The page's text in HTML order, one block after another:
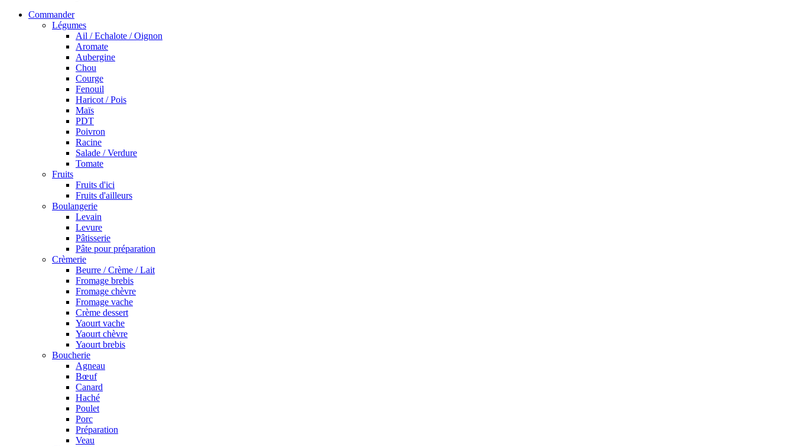
Commander
Légumes
Ail / Echalote / Oignon
Aromate
Aubergine
Chou
Courge
Fenouil
Haricot / Pois
Maïs
PDT
Poivron
Racine
Salade / Verdure
Tomate
Fruits
Fruits d'ici
Fruits d'ailleurs
Boulangerie
Levain
Levure
Pâtisserie
Pâte pour préparation
Crèmerie
Beurre / Crème / Lait
Fromage brebis
Fromage chèvre
Fromage vache
Crème dessert
Yaourt vache
Yaourt chèvre
Yaourt brebis
Boucherie
Agneau
Bœuf
Canard
Haché
Poulet
Porc
Préparation
Veau